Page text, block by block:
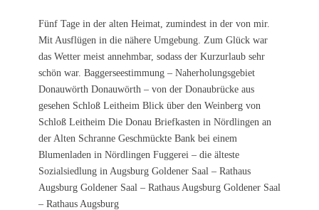
Fünf Tage in der alten Heimat, zumindest in der von mir.
Mit Ausflügen in die nähere Umgebung. Zum Glück war
das Wetter meist annehmbar, sodass der Kurzurlaub sehr
schön war. Baggerseestimmung – Naherholungsgebiet
Donauwörth Donauwörth – von der Donaubrücke aus
gesehen Schloß Leitheim Blick über den Weinberg von
Schloß Leitheim Die Donau Briefkasten in Nördlingen an
der Alten Schranne Geschmückte Bank bei einem
Blumenladen in Nördlingen Fuggerei – die älteste
Sozialsiedlung in Augsburg Goldener Saal – Rathaus
Augsburg Goldener Saal – Rathaus Augsburg Goldener Saal
– Rathaus Augsburg